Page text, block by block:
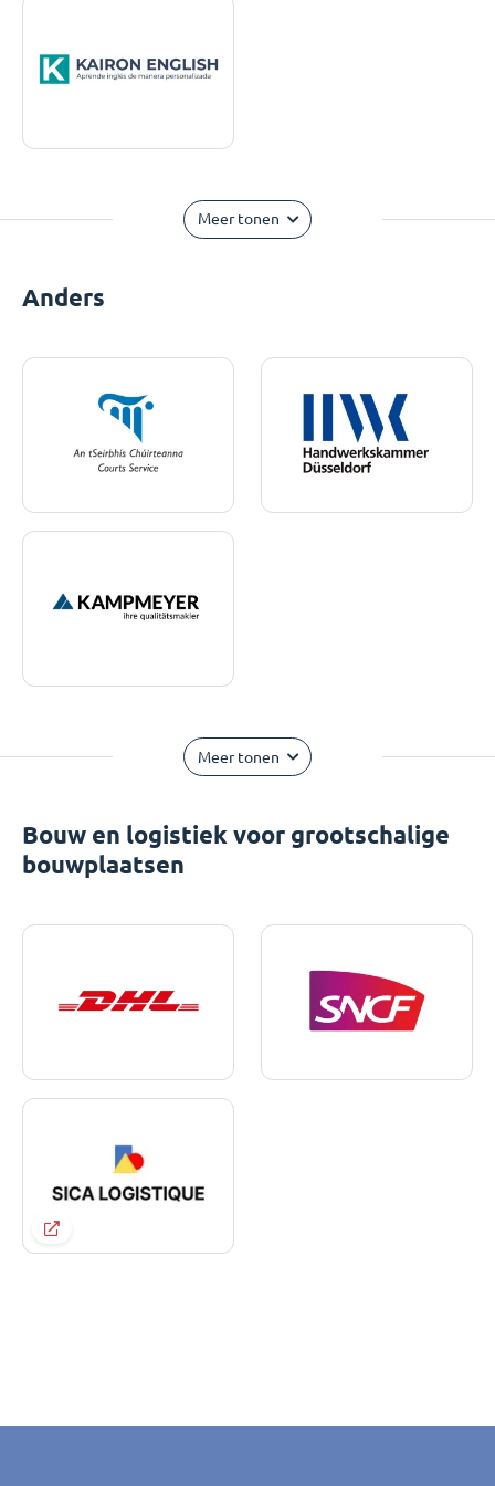
Meer tonen
Anders
Meer tonen
Bouw en logistiek voor grootschalige
bouwplaatsen